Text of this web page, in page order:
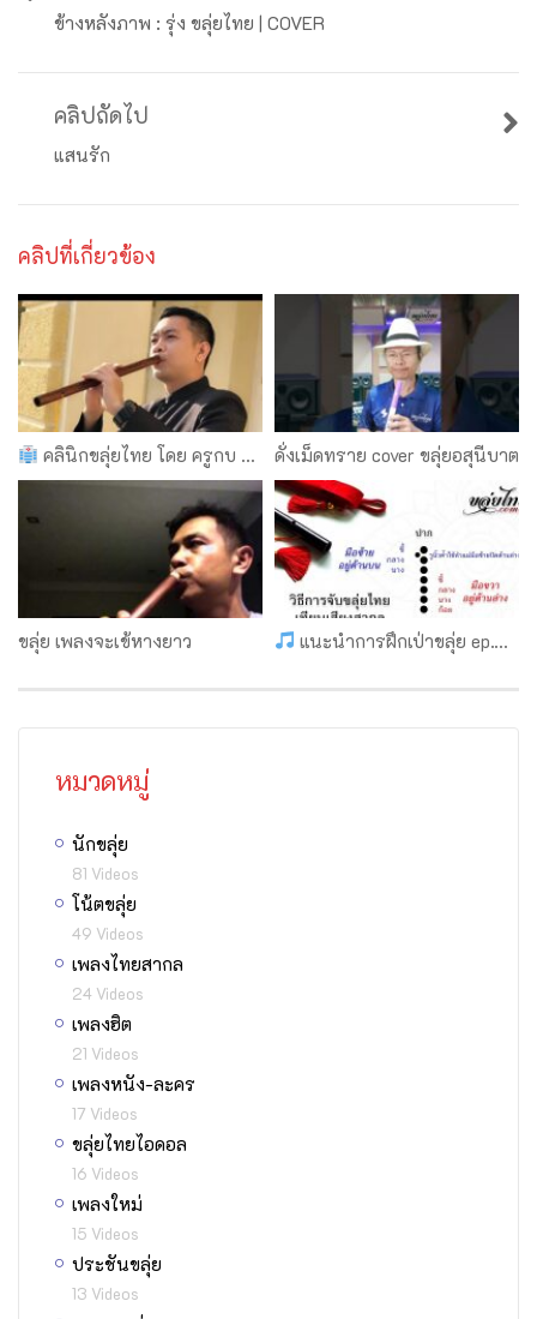
ข้างหลังภาพ : รุ่ง ขลุ่ยไทย | COVER
คลิปถัดไป
แสน​รัก​
คลิปที่เกี่ยวข้อง
คลินิกขลุ่ยไทย โดย ครูกบ กรมศิลป์ EP.2 ขลุ่ยแนวไทยเดิมกับขลุ่ยแนวร่วมสมัย ดั่งเม็ดทราย cover ขลุ่ยอสุนีบาต
ขลุ่ย เพลงจะเข้หางยาว แนะนำการฝึกเป่าขลุ่ย ep.4 การวางนิ้วและการไล่เสียงขลุ่ยไทยเสียงสากล
หมวดหมู่
นักขลุ่ย
81 Videos
โน้ตขลุ่ย
49 Videos
เพลงไทยสากล
24 Videos
เพลงฮิต
21 Videos
เพลงหนัง-ละคร
17 Videos
ขลุ่ยไทยไอดอล
16 Videos
เพลงใหม่
15 Videos
ประชันขลุ่ย
13 Videos